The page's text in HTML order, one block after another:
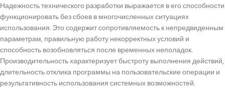
Надежность технического разработки выражается в его способности
функционировать без сбоев в многочисленных ситуациях
использования. Это содержит сопротивляемость к непредвиденным
параметрам, правильную работу некорректных условий и
способность возобновляться после временных неполадок.
Производительность характеризует быстроту выполнения действий,
длительность отклика программы на пользовательские операции и
результативность использования системных возможностей.